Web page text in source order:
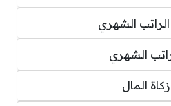
الشهري
الشهري
المال